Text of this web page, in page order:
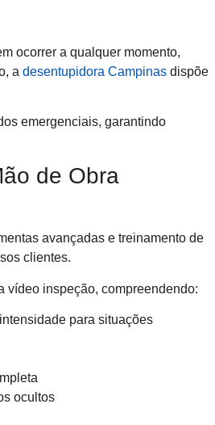
ocorrer a qualquer momento,
a desentupidora Campinas dispõe
emergenciais, garantindo
de Obra
avançadas e treinamento de
clientes.
vídeo inspeção, compreendendo:
para situações
ocultos